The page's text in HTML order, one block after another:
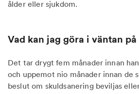
ålder eller sjukdom.
Vad kan jag göra i väntan
Det tar drygt fem månader innan
och uppemot nio månader innan de
beslut om skuldsanering beviljas